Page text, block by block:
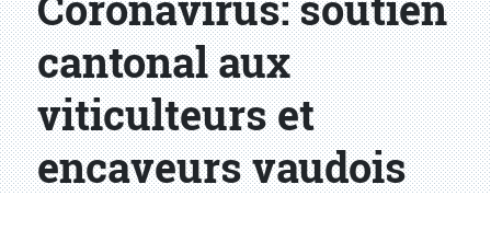
cantonal aux
viticulteurs et
encaveurs vaudois